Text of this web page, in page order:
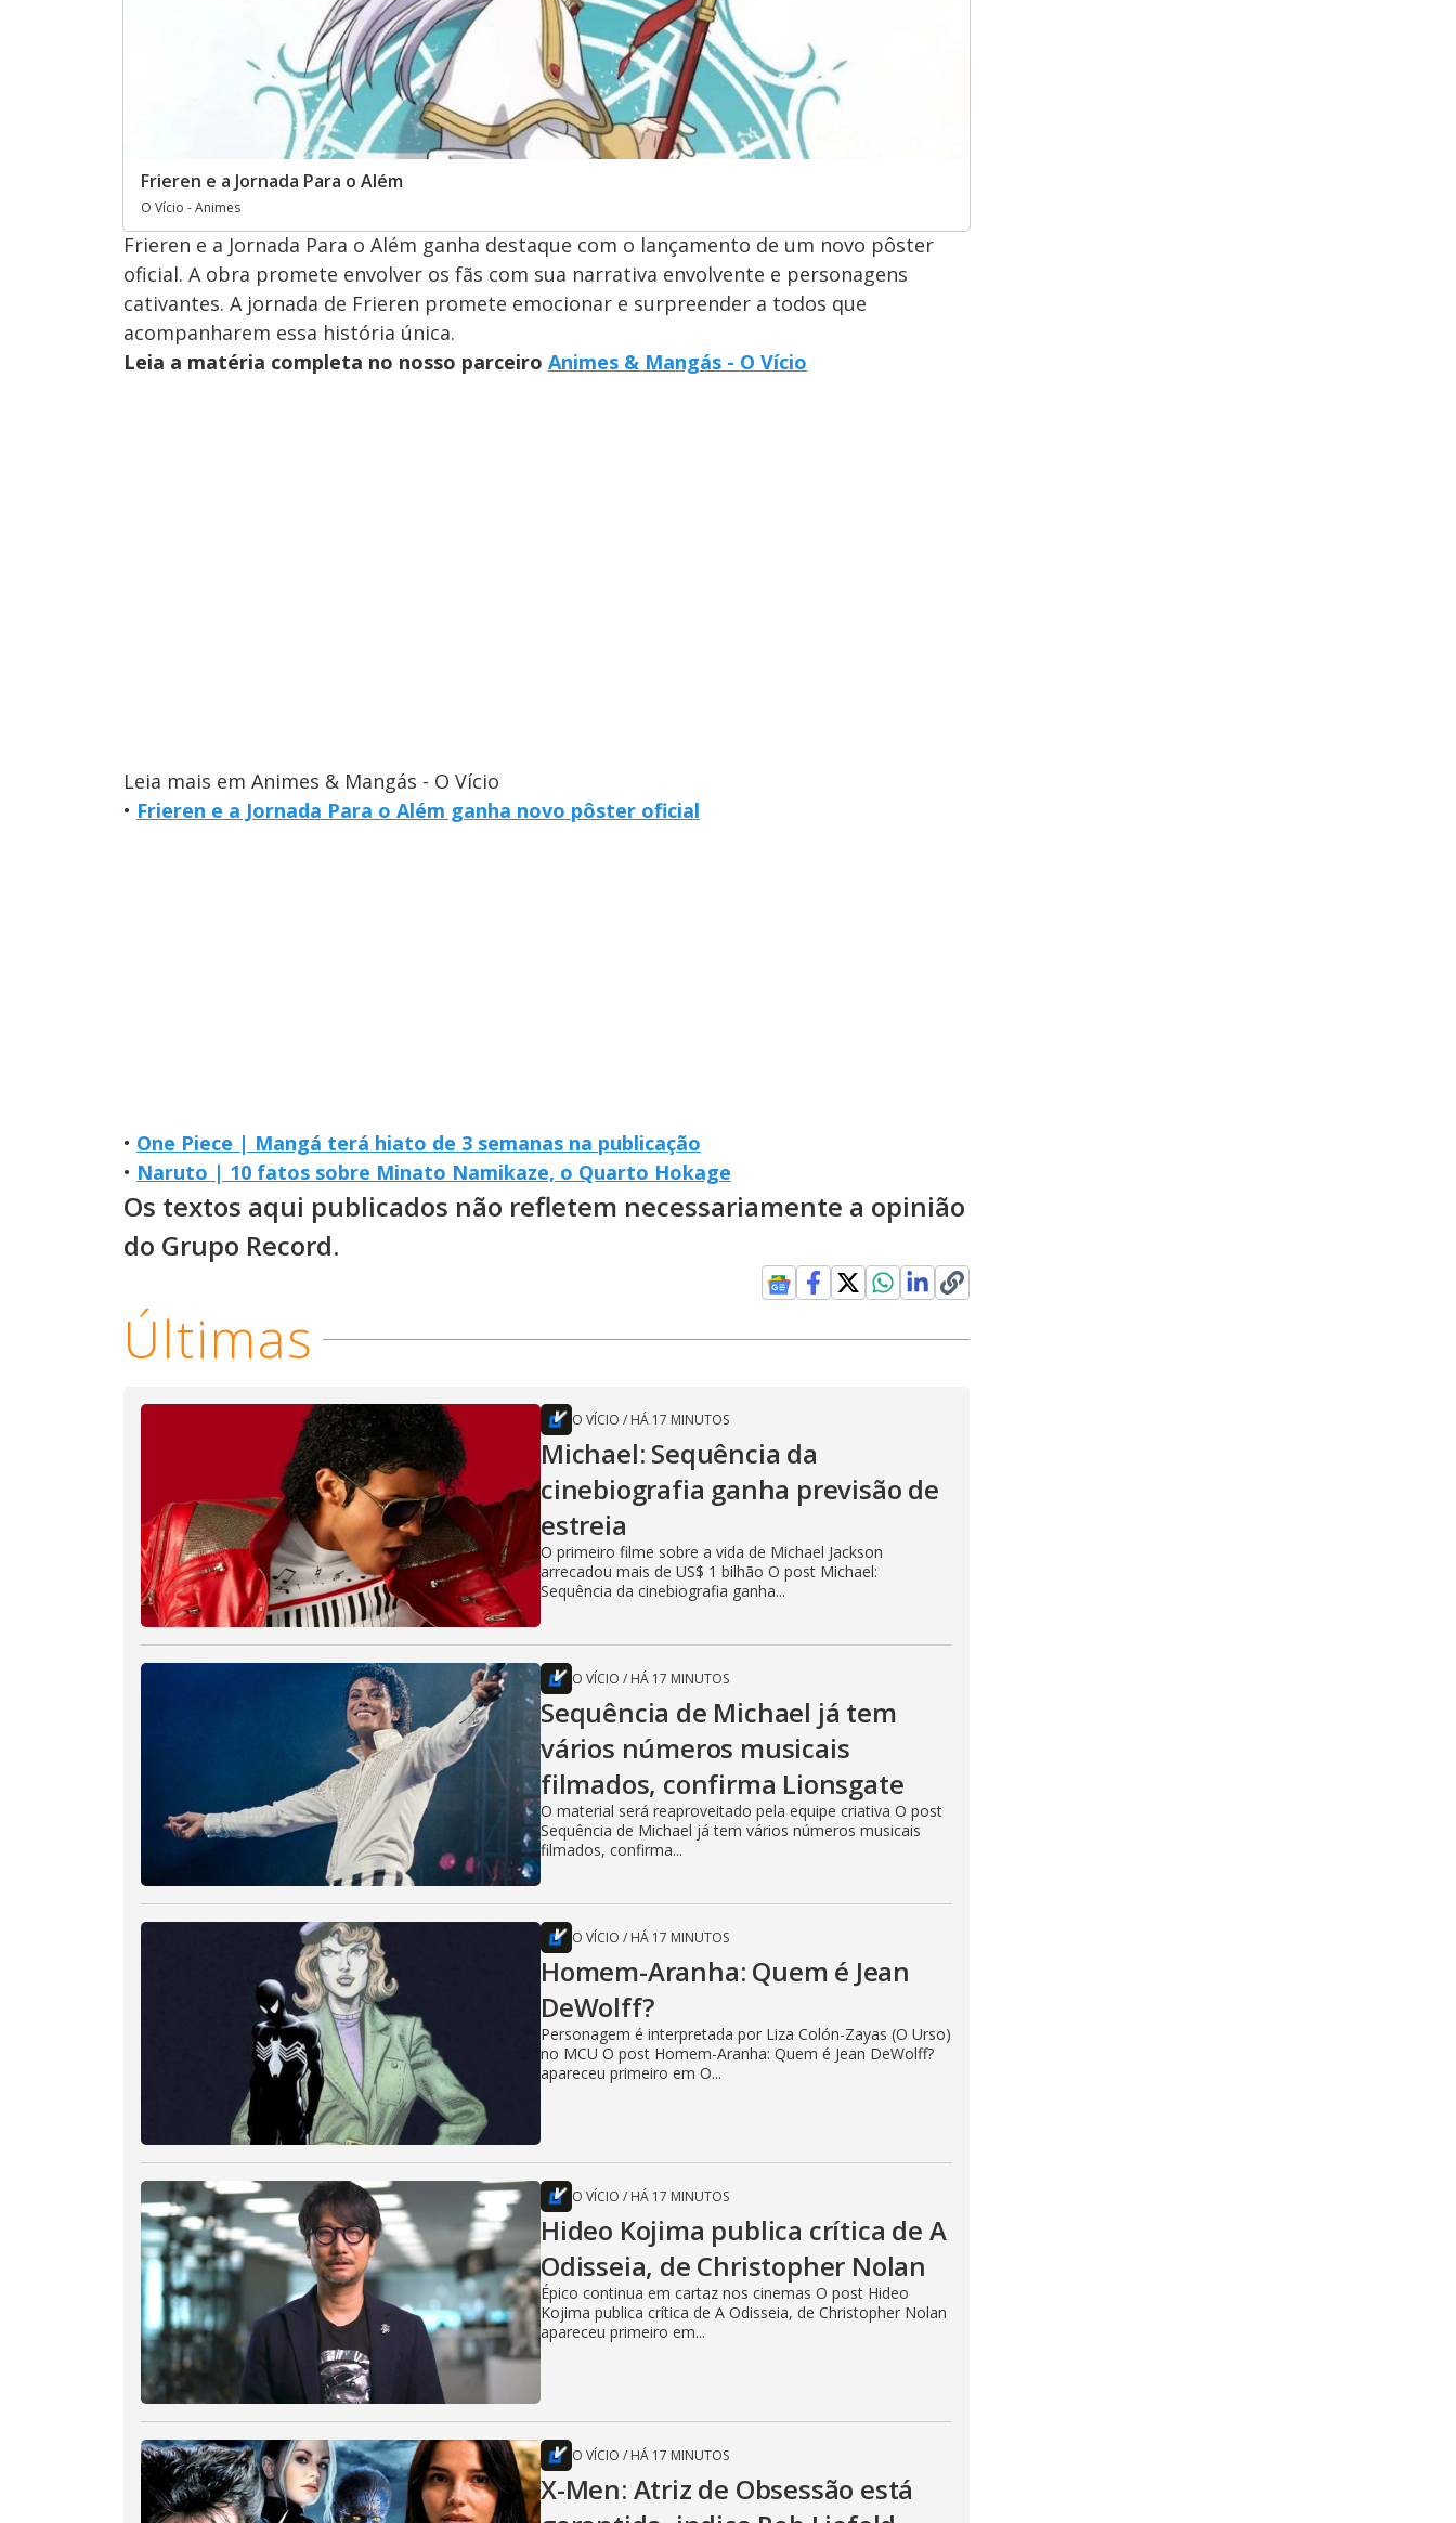
Frieren e a Jornada Para o Além
O Vício - Animes
Frieren e a Jornada Para o Além ganha destaque com o lançamento de um novo pôster
oficial. A obra promete envolver os fãs com sua narrativa envolvente e personagens
cativantes. A jornada de Frieren promete emocionar e surpreender a todos que
acompanharem essa história única.
Leia a matéria completa no nosso parceiro Animes & Mangás - O Vício
Leia mais em Animes & Mangás - O Vício
• Frieren e a Jornada Para o Além ganha novo pôster oficial
• One Piece | Mangá terá hiato de 3 semanas na publicação
• Naruto | 10 fatos sobre Minato Namikaze, o Quarto Hokage
Os textos aqui publicados não refletem necessariamente a opinião
do Grupo Record.
Últimas
O VÍCIO / HÁ 17 MINUTOS
Michael: Sequência da
cinebiografia ganha previsão de
estreia
O primeiro filme sobre a vida de Michael Jackson
arrecadou mais de US$ 1 bilhão O post Michael:
Sequência da cinebiografia ganha...
O VÍCIO / HÁ 17 MINUTOS
Sequência de Michael já tem
vários números musicais
filmados, confirma Lionsgate
O material será reaproveitado pela equipe criativa O post
Sequência de Michael já tem vários números musicais
filmados, confirma...
O VÍCIO / HÁ 17 MINUTOS
Homem-Aranha: Quem é Jean
DeWolff?
Personagem é interpretada por Liza Colón-Zayas (O Urso)
no MCU O post Homem-Aranha: Quem é Jean DeWolff?
apareceu primeiro em O...
O VÍCIO / HÁ 17 MINUTOS
Hideo Kojima publica crítica de A
Odisseia, de Christopher Nolan
Épico continua em cartaz nos cinemas O post Hideo
Kojima publica crítica de A Odisseia, de Christopher Nolan
apareceu primeiro em...
O VÍCIO / HÁ 17 MINUTOS
X-Men: Atriz de Obsessão está